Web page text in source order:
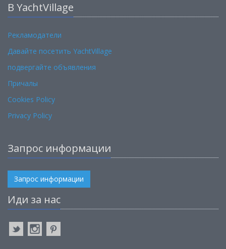
В YachtVillage
Рекламодатели
Давайте посетить YachtVillage
подвергайте объявления
Причалы
Cookies Policy
Privacy Policy
Запрос информации
Запрос информации
Иди за нас